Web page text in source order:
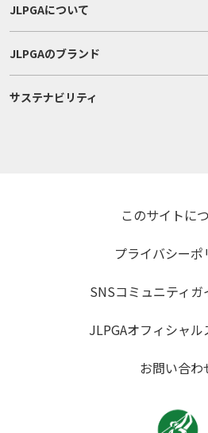
JLPGAについて
JLPGAのブランド
サステナビリティ
このサイトに
プライバシーポ
SNSコミュニティ
JLPGAオフィシャル
お問い合わ